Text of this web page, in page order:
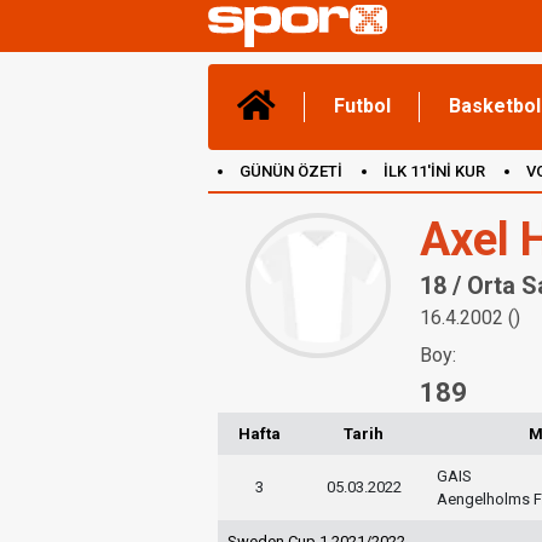
Futbol Basketbol
GÜNÜN ÖZETİ İLK 11'İNİ KUR
Axel
18 / Orta
16.4.2002 ()
Boy:
189
Hafta Tarih
3 05.03.2022
GAIS
Aengelholms